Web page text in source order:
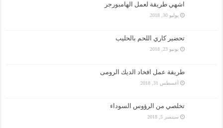
اشهي طريقة لعمل الهامبورجر
يوليو 30, 2018
تحضير كاري اللحم بالحليب
يونيو 23, 2018
طريقة عمل افخاد الديك الرومى
أغسطس 31, 2018
تخلصي من الرؤوس السوداء
سبتمبر 5, 2018